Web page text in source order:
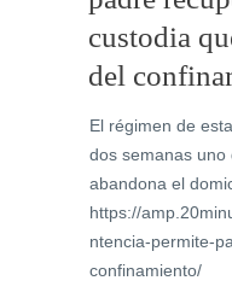
custodia
del
El régimen de
dos semanas
abandona el
https://
ntencia-permite-
confinamiento/